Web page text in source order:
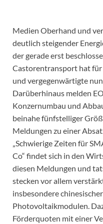
Medien Oberhand und
deutlich steigender
der gerade erst
Castorentransport hat für
und vergegenwärtigte
Darüberhinaus melden
Konzernumbau und
beinahe fünfstelliger
Meldungen zu einer
„Schwierige Zeiten für
Co“ findet sich in den
diesen Meldungen und
stecken vor allem
insbesondere
Photovoltaikmodulen.
Förderquoten mit einer